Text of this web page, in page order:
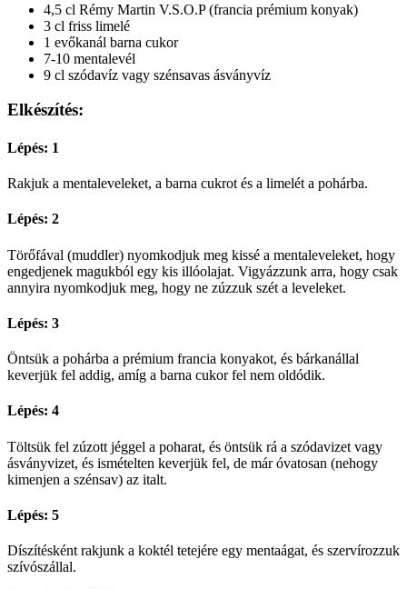
4,5 cl Rémy Martin V.S.O.P (francia prémium konyak)
3 cl friss limelé
1 evőkanál barna cukor
7-10 mentalevél
9 cl szódavíz vagy szénsavas ásványvíz
Elkészítés:
Lépés: 1
Rakjuk a mentaleveleket, a barna cukrot és a limelét a pohárba.
Lépés: 2
Törőfával (muddler) nyomkodjuk meg kissé a mentaleveleket, hogy
engedjenek magukból egy kis illóolajat. Vigyázzunk arra, hogy csak
annyira nyomkodjuk meg, hogy ne zúzzuk szét a leveleket.
Lépés: 3
Öntsük a pohárba a prémium francia konyakot, és bárkanállal
keverjük fel addig, amíg a barna cukor fel nem oldódik.
Lépés: 4
Töltsük fel zúzott jéggel a poharat, és öntsük rá a szódavizet vagy
ásványvizet, és ismételten keverjük fel, de már óvatosan (nehogy
kimenjen a szénsav) az italt.
Lépés: 5
Díszítésként rakjunk a koktél tetejére egy mentaágat, és szervírozzuk
szívószállal.